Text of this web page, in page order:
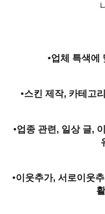
•업체 특색에
•스킨 제작, 카테고
•업종 관련 , 일상 글,
•이웃추가, 서로이웃